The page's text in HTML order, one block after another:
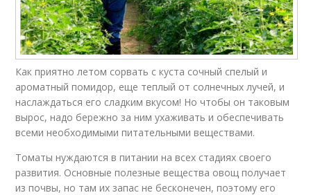
Как приятно летом сорвать с куста сочный спелый и
ароматный помидор, еще теплый от солнечных лучей, и
наслаждаться его сладким вкусом! Но чтобы он таковым
вырос, надо бережно за ним ухаживать и обеспечивать
всеми необходимыми питательными веществами.
Томаты нуждаются в питании на всех стадиях своего
развития. Основные полезные вещества овощ получает
из почвы, но там их запас не бесконечен, поэтому его